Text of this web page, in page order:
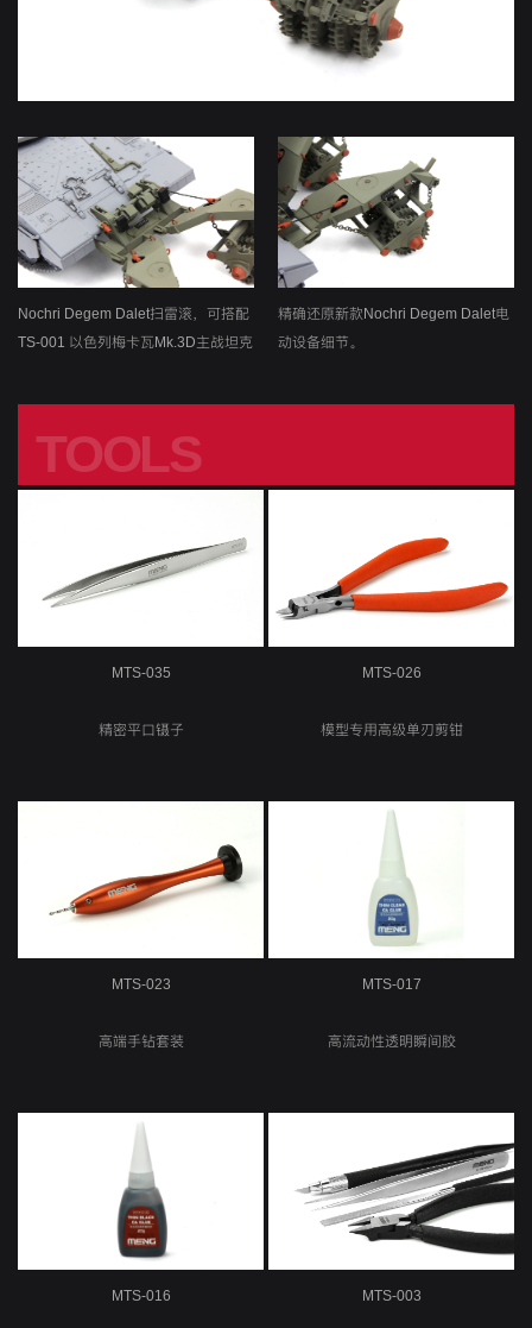
Nochri Degem Dalet扫雷滚，可搭配
TS-001 以色列梅卡瓦Mk.3D主战坦克
精确还原新款Nochri Degem Dalet电
动设备细节。
TOOLS
MTS-035
精密平口镊子
MTS-026
模型专用高级单刃剪钳
MTS-023
高端手钻套装
MTS-017
高流动性透明瞬间胶
MTS-016 MTS-003